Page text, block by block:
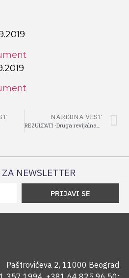
NAREDNA VEST
REZULTATI -Druga revijalna manifestacija u preskakanju prepona “Ride and Shine Tour”
NEWSLETTER
PRIJAVI SE
Paštrovićeva 2, 11000 Beograd